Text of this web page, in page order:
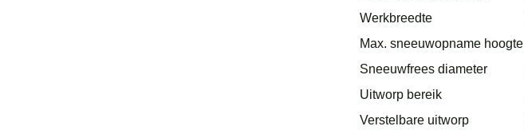
Werkbreedte
Max. sneeuwopname hoogte
Sneeuwfrees diameter
Uitworp bereik
Verstelbare uitworp